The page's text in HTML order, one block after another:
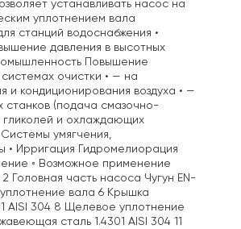
устанавливать насос на
уплотнением вала
станций водоснабжения •
давления в высотных
Повышение
очистки • — на
и кондиционирования воздуха • —
станков (подача смазочно-
и охлаждающих
умягчения,
• Ирригация Гидромелиорация
◦ Возможное применение
Головная часть насоса Чугун EN-
вала 6 Крышка
AISI 304 8 Щелевое уплотнение
сталь 1.4301 AISI 304 11